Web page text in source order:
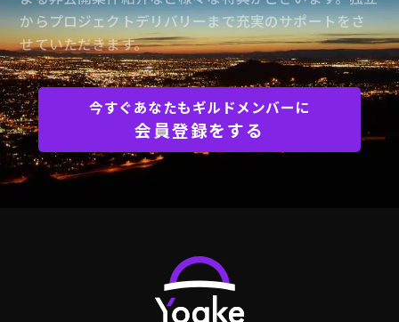
からプロジェクトデリバリーまで充実のサポートをさ
せていただきます。
今すぐあなたもギルドメンバーに
会員登録をする